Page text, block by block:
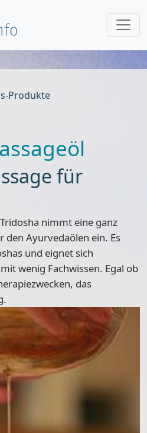
Produkte
für
nimmt eine ganz
den Ayurvedaölen ein. Es
und eignet sich
wenig Fachwissen. Egal ob
das